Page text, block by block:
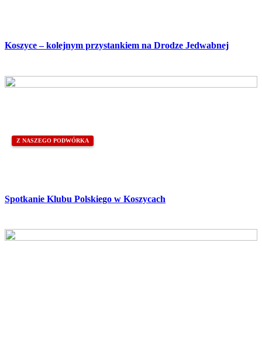
Koszyce – kolejnym przystankiem na Drodze Jedwabnej
Z NASZEGO PODWÓRKA
Spotkanie Klubu Polskiego w Koszycach